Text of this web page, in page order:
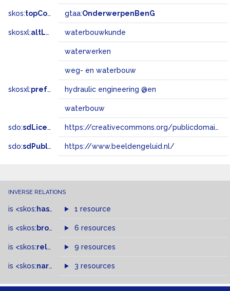
skos:topConceptOf gtaa:OnderwerpenBenG
skosxl:altLabel waterbouwkunde
waterwerken
weg- en waterbouw
skosxl:prefLabel hydraulic engineering @en
waterbouw
sdo:sdLicense https://creativecommons.org/publicdomain/zero/1.0/
sdo:sdPublisher https://www.beeldengeluid.nl/
INVERSE RELATIONS
is <skos: hasTopConcept >of
1 resource
is <skos: broader > of
6 resources
is <skos:related > of
9 resources
is <skos:narrowMatch >of
3 resources